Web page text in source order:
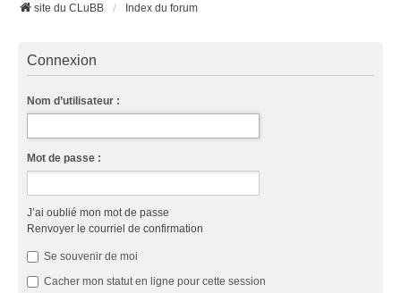
site du CLuBB Index du forum
Connexion
Nom d’utilisateur :
Mot de passe :
J’ai oublié mon mot de passe
Renvoyer le courriel de confirmation
Se souvenir de moi
Cacher mon statut en ligne pour cette session